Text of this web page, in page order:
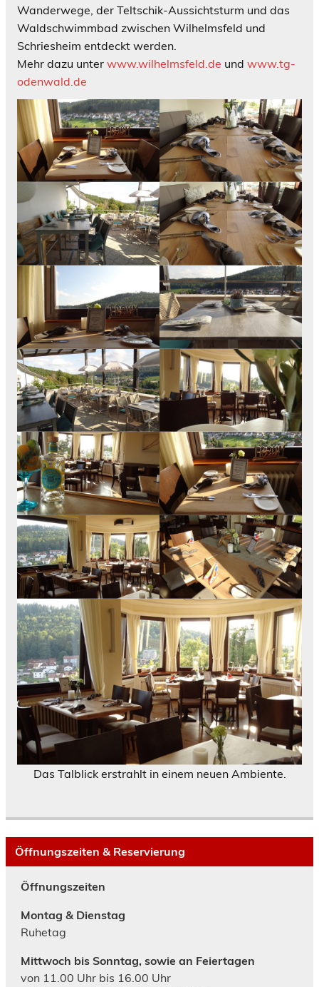
Wanderwege, der Teltschik-Aussichtsturm und das
Waldschwimmbad zwischen Wilhelmsfeld und
Schriesheim entdeckt werden.
Mehr dazu unter www.wilhelmsfeld.de und www.tg-
odenwald.de
Das Talblick erstrahlt in einem neuen Ambiente.
Öffnungszeiten & Reservierung
Öffnungszeiten
Montag & Dienstag
Ruhetag
Mittwoch bis Sonntag, sowie an Feiertagen
von 11.00 Uhr bis 16.00 Uhr